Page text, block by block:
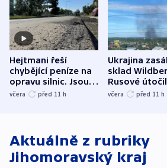
Hejtmani řeší
chybějící peníze na
opravu silnic. Jsou
nenárokové, namítá
včera před 11 h
Ukrajina
sklad
Rusové
trh, hasiče či
včera před 11 h
Aktuálně z rubriky
Jihomoravský kraj